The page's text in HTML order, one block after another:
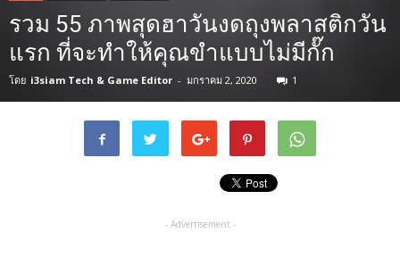
รวม 55 ภาพสุดฮาวันงดถุงพลาสติกวัน
แรก ที่จะทำให้คุณขำแบบไม่มีกั๊ก
โดย i3siam Tech & Game Editor - มกราคม 2, 2020 1
- Advertisement -